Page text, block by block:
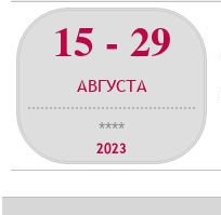
15 - 29
АВГУСТА
****
2023